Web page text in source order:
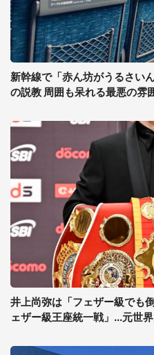
新幹線で「赤ん坊がうるさい
の説教 周囲も呆れる最悪の雰
井上尚弥は「フェザー級でも
ェザー級王座統一戦」...元世